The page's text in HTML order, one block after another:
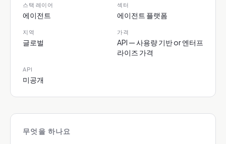
스택 레이어
에이전트
섹터
에이전트 플랫폼
지역
글로벌
가격
API — 사용량 기반 or 엔터프
라이즈 가격
API
미공개
무엇을 하나요